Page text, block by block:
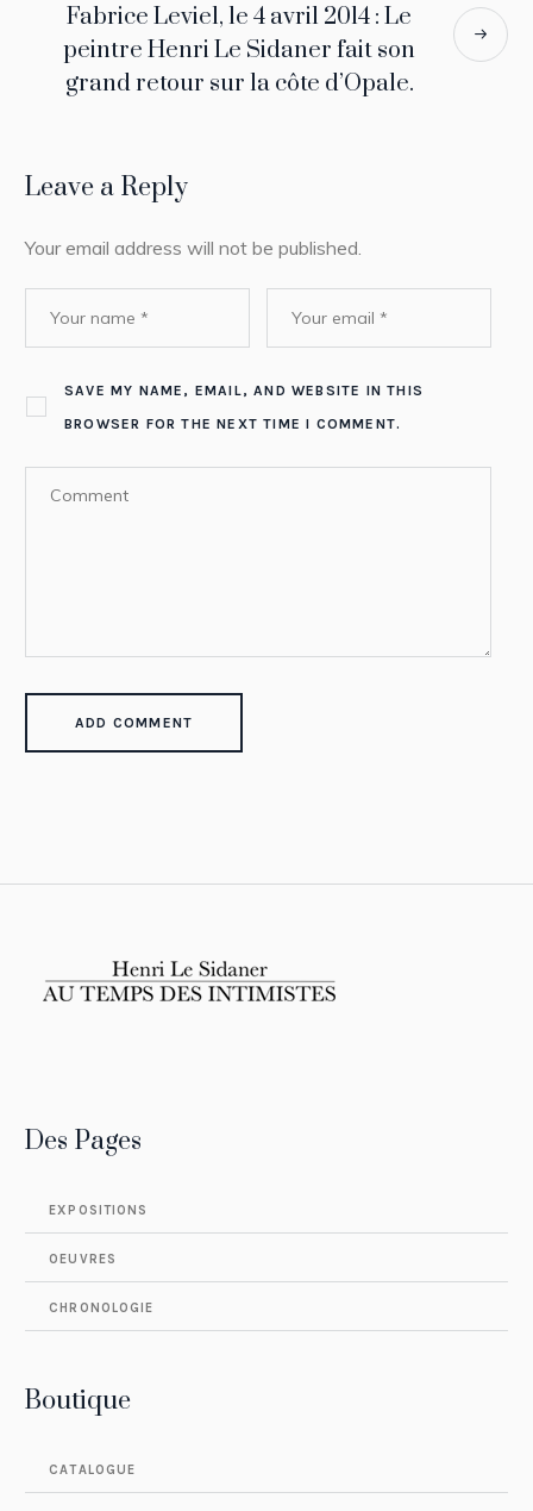
Fabrice Leviel, le 4 avril 2014 : Le
peintre Henri Le Sidaner fait son
grand retour sur la côte d’Opale.
Leave a Reply
Your email address will not be published.
SAVE MY NAME, EMAIL, AND WEBSITE IN THIS
BROWSER FOR THE NEXT TIME I COMMENT.
Des Pages
EXPOSITIONS
OEUVRES
CHRONOLOGIE
Boutique
CATALOGUE